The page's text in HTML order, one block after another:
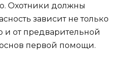
Охотники должны
зависит не только
и от предварительной
первой помощи.